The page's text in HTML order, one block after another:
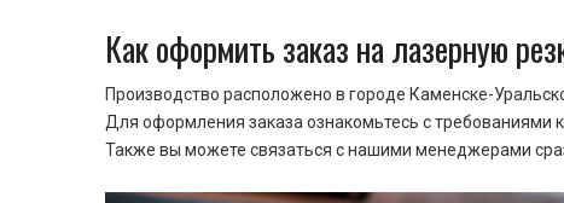
Как оформить заказ на лазерную
Производство расположено в городе Каменске-
Для оформления заказа ознакомьтесь с требованиями
Также вы можете связаться с нашими менеджерами